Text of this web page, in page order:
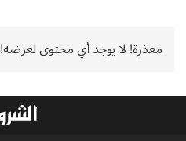
معذرة! لا يوجد أي محتوى لعرضه!